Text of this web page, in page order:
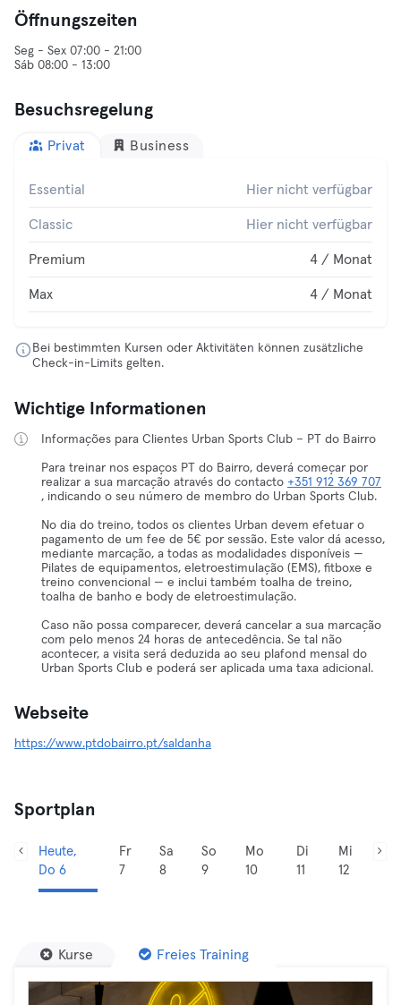
Öffnungszeiten
Seg - Sex 07:00 - 21:00
Sáb 08:00 - 13:00
Besuchsregelung
Privat Business
Essential Hier nicht verfügbar
Classic Hier nicht verfügbar
Premium 4 / Monat
Max 4 / Monat
Bei bestimmten Kursen oder Aktivitäten können zusätzliche
Check-in-Limits gelten.
Wichtige Informationen
Informações para Clientes Urban Sports Club – PT do Bairro
Para treinar nos espaços PT do Bairro, deverá começar por
realizar a sua marcação através do contacto +351 912 369 707
, indicando o seu número de membro do Urban Sports Club.
No dia do treino, todos os clientes Urban devem efetuar o
pagamento de um fee de 5€ por sessão. Este valor dá acesso,
mediante marcação, a todas as modalidades disponíveis —
Pilates de equipamentos, eletroestimulação (EMS), fitboxe e
treino convencional — e inclui também toalha de treino,
toalha de banho e body de eletroestimulação.
Caso não possa comparecer, deverá cancelar a sua marcação
com pelo menos 24 horas de antecedência. Se tal não
acontecer, a visita será deduzida ao seu plafond mensal do
Urban Sports Club e poderá ser aplicada uma taxa adicional.
Webseite
https://www.ptdobairro.pt/saldanha
Sportplan
Heute,
Do 6
Fr
7
Sa
8
So
9
Mo
10
Di
11
Mi
12
Kurse Freies Training